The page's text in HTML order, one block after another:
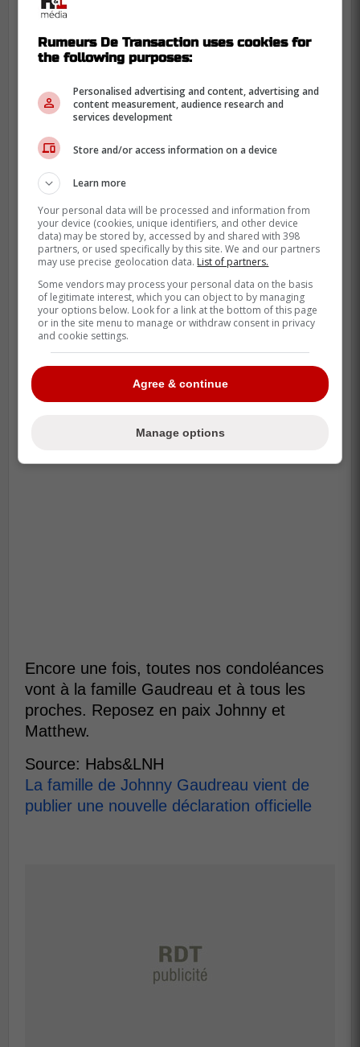
Gary Bettman pourrait leur permettre
d'être en dessous du plancher salarial
alloué dans cette situation exceptionnelle
avant l'ouverture des camps
d'entraînement.
Encore une fois, toutes nos condoléances
vont à la famille Gaudreau et à tous les
proches. Reposez en paix Johnny et
Matthew.
Source: Habs&LNH
La famille de Johnny Gaudreau vient de
publier une nouvelle déclaration officielle
Rumeurs De Transaction uses cookies for
the following purposes:
Personalised advertising and content, advertising and
content measurement, audience research and
services development
Store and/or access information on a device
Learn more
Your personal data will be processed and information from
your device (cookies, unique identifiers, and other device
data) may be stored by, accessed by and shared with 398
partners, or used specifically by this site. We and our partners
may use precise geolocation data. List of partners.
Some vendors may process your personal data on the basis
of legitimate interest, which you can object to by managing
your options below. Look for a link at the bottom of this page
or in the site menu to manage or withdraw consent in privacy
and cookie settings.
Agree & continue
Manage options